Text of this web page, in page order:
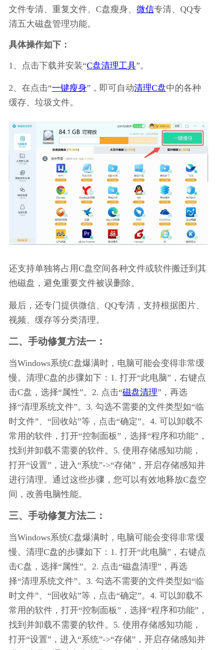
文件专清、重复文件、C盘瘦身、 微信专清、QQ专
清五大磁盘管理功能。
具体操作如下：
1、点击下载并安装“C盘清理工具”。
2、在点击“一键瘦身”，即可自动清理C盘中的各种
缓存、垃圾文件。
还支持单独将占用C盘空间各种文件或软件搬迁到其
他磁盘，避免重要文件被误删除。
最后，还专门提供微信、QQ专清，支持根据图片、
视频、缓存等分类清理。
二、手动修复方法一：
当Windows系统C盘爆满时，电脑可能会变得非常缓
慢。清理C盘的步骤如下：1. 打开“此电脑”，右键点
击C盘，选择“属性”。2. 点击“磁盘清理”，再选
择“清理系统文件”。3. 勾选不需要的文件类型如“临
时文件”、“回收站”等，点击“确定”。4. 可以卸载不
常用的软件，打开“控制面板”，选择“程序和功能”，
找到并卸载不需要的软件。5. 使用存储感知功能，
打开“设置”，进入“系统”->“存储”，开启存储感知并
进行清理。通过这些步骤，您可以有效地释放C盘空
间，改善电脑性能。
三、手动修复方法二：
当Windows系统C盘爆满时，电脑可能会变得非常缓
慢。清理C盘的步骤如下：1. 打开“此电脑”，右键点
击C盘，选择“属性”。2. 点击“磁盘清理”，再选
择“清理系统文件”。3. 勾选不需要的文件类型如“临
时文件”、“回收站”等，点击“确定”。4. 可以卸载不
常用的软件，打开“控制面板”，选择“程序和功能”，
找到并卸载不需要的软件。5. 使用存储感知功能，
打开“设置”，进入“系统”->“存储”，开启存储感知并